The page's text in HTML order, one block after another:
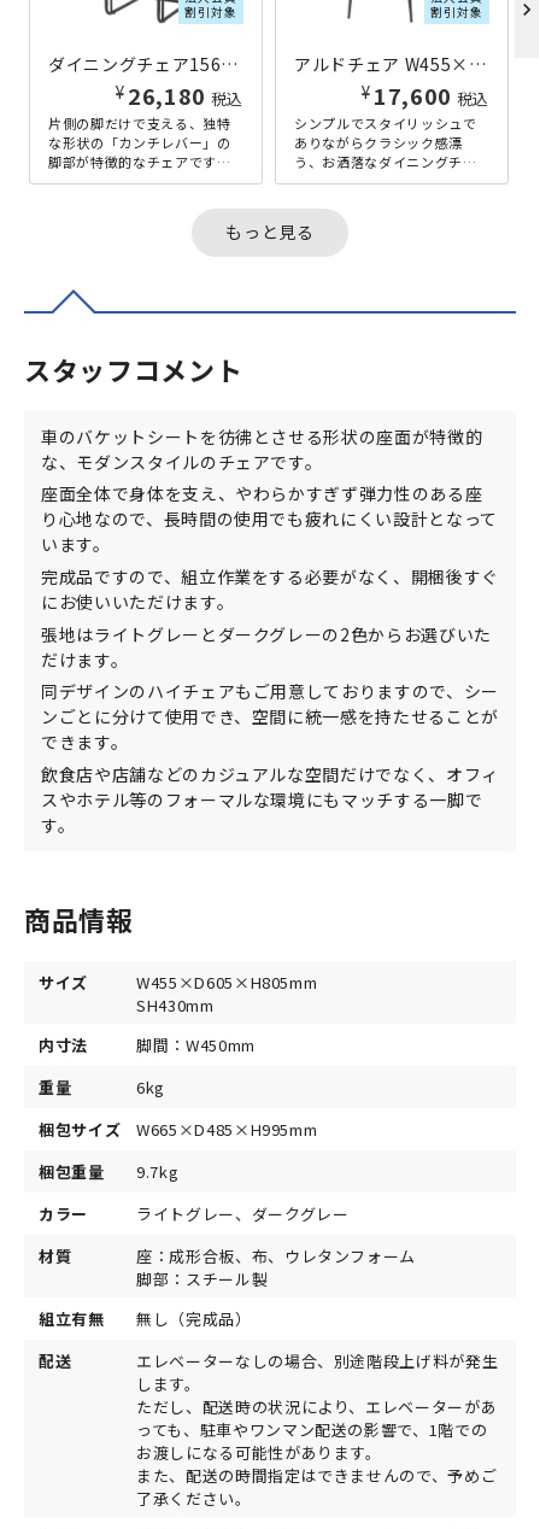
割引対象
ダイニングチェア156F W430×D590×H895 ベージュ
¥ 26,180 税込
片側の脚だけで支える、独特
な形状の「カンチレバー」の
脚部が特徴的なチェアです。
カンチレバーのチェアは、座
割引対象
アルドチェア W455×D545×H795 ダークブラウン
¥ 17,600 税込
シンプルでスタイリッシュで
ありながらクラシック感漂
う、お洒落なダイニングチェ
ア。使いやすく洗練されたデ
間づくりに最...
chevron_right
もっと見る
スタッフコメント
車のバケットシートを彷彿とさせる形状の座面が特徴的
な、モダンスタイルのチェアです。
座面全体で身体を支え、やわらかすぎず弾力性のある座
り心地なので、長時間の使用でも疲れにくい設計となって
います。
完成品ですので、組立作業をする必要がなく、開梱後すぐ
にお使いいただけます。
張地はライトグレーとダークグレーの2色からお選びいた
だけます。
同デザインのハイチェアもご用意しておりますので、シー
ンごとに分けて使用でき、空間に統一感を持たせることが
できます。
飲食店や店舗などのカジュアルな空間だけでなく、オフィ
スやホテル等のフォーマルな環境にもマッチする一脚で
す。
商品情報
サイズ
W455×D605×H805mm
SH430mm
内寸法
脚間：W450mm
重量
6kg
梱包サイズ
W665×D485×H995mm
梱包重量
9.7kg
カラー
ライトグレー、ダークグレー
材質
座：成形合板、布、ウレタンフォーム
脚部：スチール製
組立有無
無し（完成品）
配送
エレベーターなしの場合、別途階段上げ料が発生
します。
ただし、配送時の状況により、エレベーターがあ
っても、駐車やワンマン配送の影響で、1階での
お渡しになる可能性があります。
また、配送の時間指定はできませんので、予めご
了承ください。